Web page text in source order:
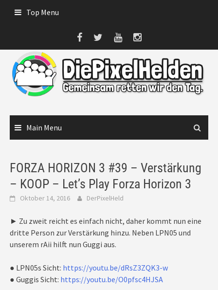
Top Menu
Main Menu
FORZA HORIZON 3 #39 – Verstärkung
– KOOP – Let’s Play Forza Horizon 3
Oktober 14, 2016 DerPixelHeld
► Zu zweit reicht es einfach nicht, daher kommt nun eine
dritte Person zur Verstärkung hinzu. Neben LPN05 und
unserem rAii hilft nun Guggi aus.
● LPN05s Sicht: https://youtu.be/dRsZ3ZQK3-w
● Guggis Sicht: https://youtu.be/O0pfsc4HJSA